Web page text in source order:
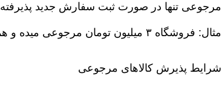
مرجوعی تنها در صورت ثبت سفارش جدید
مثال: فروشگاه ۳ میلیون تومان مرجوعی میده و همزمان ۸ میلیون تومان سفارش جدید ثبت می‌کنه.
شرایط پذیرش کالاهای مرجوعی